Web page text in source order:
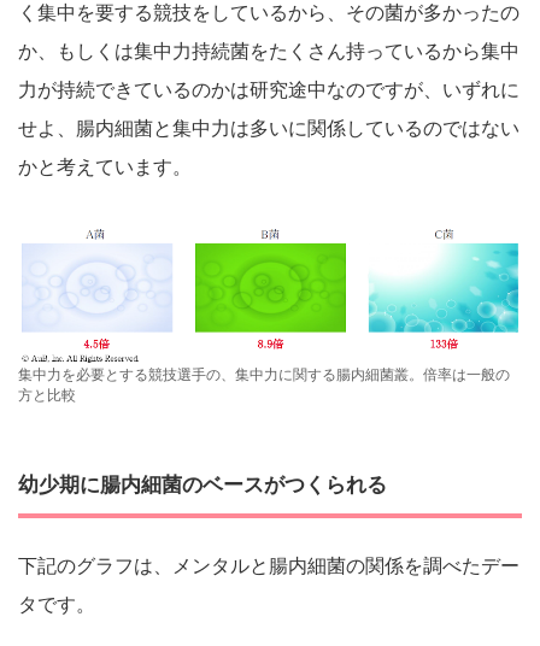
く集中を要する競技をしているから、その菌が多かったの
か、もしくは集中力持続菌をたくさん持っているから集中
力が持続できているのかは研究途中なのですが、いずれに
せよ、腸内細菌と集中力は多いに関係しているのではない
かと考えています。
集中力を必要とする競技選手の、集中力に関する腸内細菌叢。倍率は一般の
方と比較
幼少期に腸内細菌のベースがつくられる
下記のグラフは、メンタルと腸内細菌の関係を調べたデー
タです。